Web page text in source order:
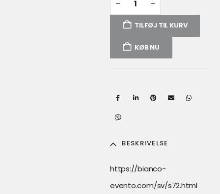
TILFØJ TIL KURV
KØB NU
BESKRIVELSE
https://bianco-
evento.com/sv/s72.html